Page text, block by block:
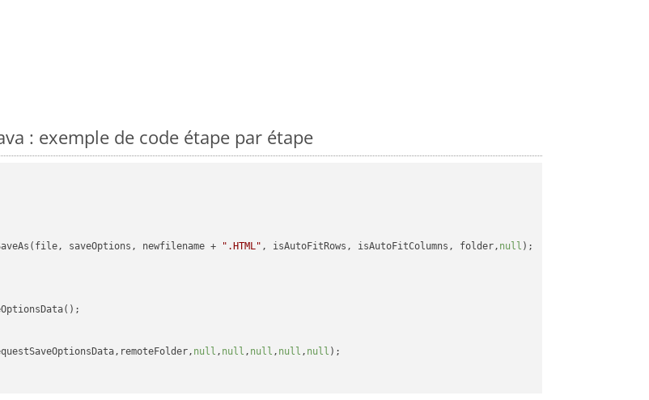
: exemple de code étape par étape
saveOptions, newfilename +
".HTML" , isAutoFitRows, isAutoFitColumns, folder, null );
null , null , null , null , null );